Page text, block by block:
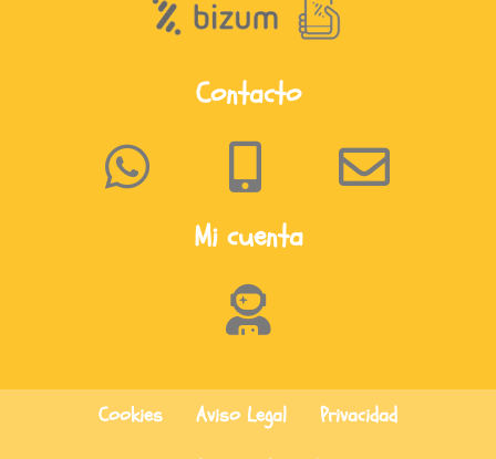
Contacto
Mi cuenta
Cookies Aviso Legal
Privacidad